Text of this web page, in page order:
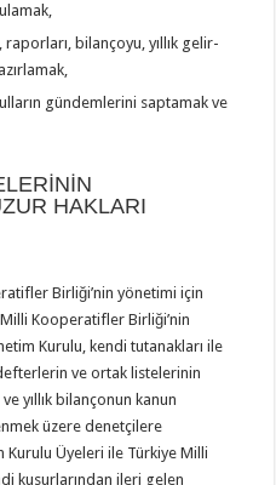
bilançoyu, yıllık gelir-
gündemlerini saptamak ve
HAKLARI
Birliği’nin yönetimi için
Kooperatifler Birliği’nin
Kurulu, kendi tutanakları ile
ve ortak listelerinin
yıllık bilançonun kanun
üzere denetçilere
Üyeleri ile Türkiye Milli
kusurlarından ileri gelen